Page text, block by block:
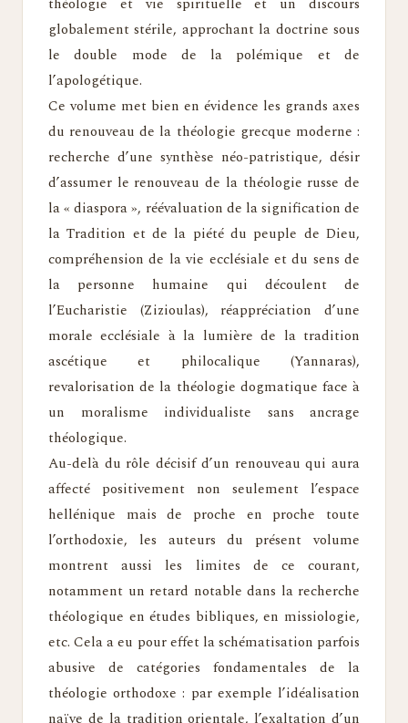
globalement stérile, approchant la doctrine sous
le double mode de la polémique et de
l’apologétique.
Ce volume met bien en évidence les grands axes
du renouveau de la théologie grecque moderne :
recherche d’une synthèse néo-patristique, désir
d’assumer le renouveau de la théologie russe de
la « diaspora », réévaluation de la signification de
la Tradition et de la piété du peuple de Dieu,
compréhension de la vie ecclésiale et du sens de
la personne humaine qui découlent de
l’Eucharistie (Zizioulas), réappréciation d’une
morale ecclésiale à la lumière de la tradition
ascétique et philocalique (Yannaras),
revalorisation de la théologie dogmatique face à
un moralisme individualiste sans ancrage
théologique.
Au-delà du rôle décisif d’un renouveau qui aura
affecté positivement non seulement l’espace
hellénique mais de proche en proche toute
l’orthodoxie, les auteurs du présent volume
montrent aussi les limites de ce courant,
notamment un retard notable dans la recherche
théologique en études bibliques, en missiologie,
etc. Cela a eu pour effet la schématisation parfois
abusive de catégories fondamentales de la
théologie orthodoxe : par exemple l’idéalisation
naïve de la tradition orientale, l’exaltation d’un